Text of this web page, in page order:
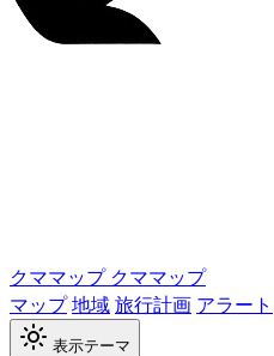
クママップ クママップ
マップ地域旅行計画 アラート
表示テーマ